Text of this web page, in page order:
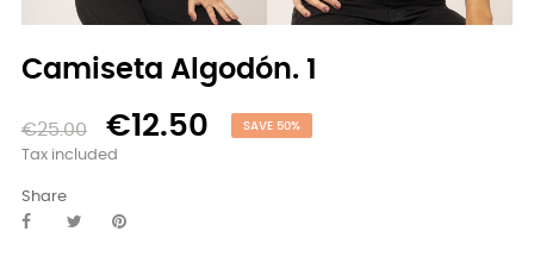
Camiseta Algodón. 1
€25.00 €12.50 SAVE 50%
Tax included
Share